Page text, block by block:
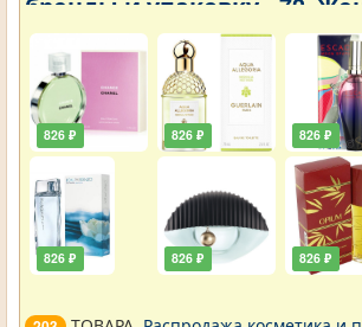
Парфюмерия с
826 ₽
826 ₽
826 ₽
826 ₽
826 ₽
826 ₽